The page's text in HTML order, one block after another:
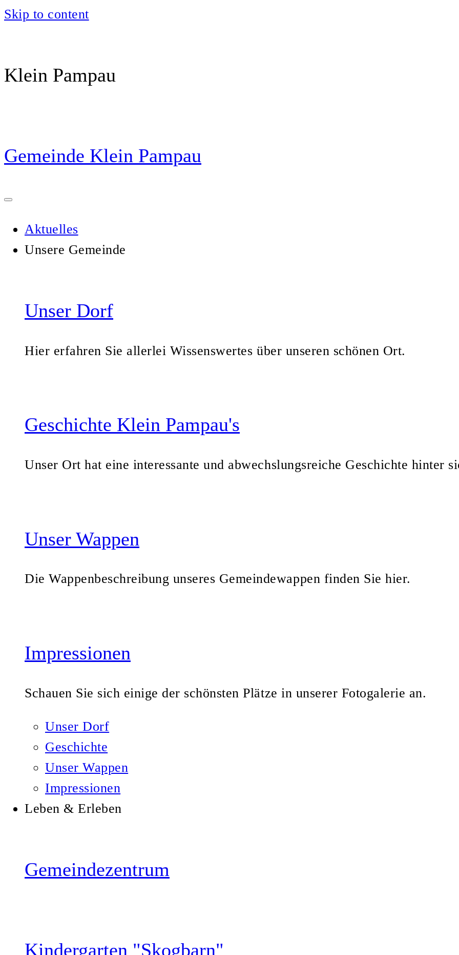
Skip to content
Klein Pampau
Gemeinde Klein Pampau
Aktuelles
Unsere Gemeinde
Unser Dorf
Hier erfahren Sie allerlei Wissenswertes über unseren schönen Ort.
Geschichte Klein Pampau's
Unser Ort hat eine interessante und abwechslungsreiche Geschichte hinter
Unser Wappen
Die Wappenbeschreibung unseres Gemeindewappen finden Sie hier.
Impressionen
Schauen Sie sich einige der schönsten Plätze in unserer Fotogalerie an.
Unser Dorf
Geschichte
Unser Wappen
Impressionen
Leben & Erleben
Gemeindezentrum
Kindergarten "Skogbarn"